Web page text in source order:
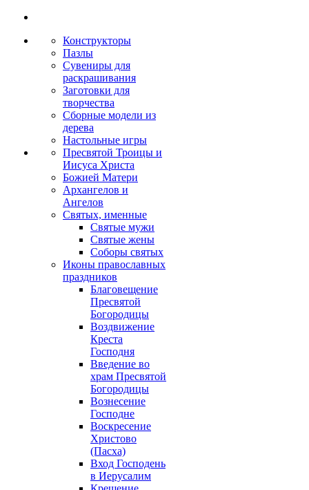
Конструкторы
Пазлы
Сувениры для
раскрашивания
Заготовки для
творчества
Сборные модели из
дерева
Настольные игры
Пресвятой Троицы и
Иисуса Христа
Божией Матери
Архангелов и
Ангелов
Святых, именные
Святые мужи
Святые жены
Соборы святых
Иконы православных
праздников
Благовещение
Пресвятой
Богородицы
Воздвижение
Креста
Господня
Введение во
храм Пресвятой
Богородицы
Вознесение
Господне
Воскресение
Христово
(Пасха)
Вход Господень
в Иерусалим